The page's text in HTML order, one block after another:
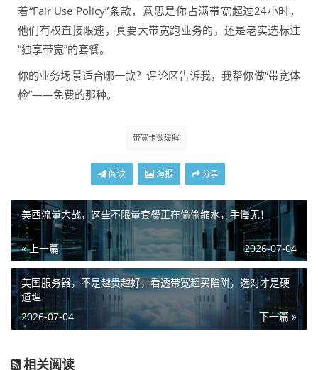
着“Fair Use Policy”条款，意思是你占满带宽超过24小时，
他们有权直接限速，真要大带宽跑业务的，还是老实选标注
“独享带宽”的套餐。
你的业务场景适合哪一款？评论区告诉我，我帮你做“带宽体
检”——免费的那种。
带宽卡顿缓解
阅读 海报 分享
美西流量大战，这些不限量套餐正在偷偷缩水，手慢无！
« 上一篇 2026-07-04
美国服务器，不是越贵越好，看透带宽超买陷阱，选对才是硬
道理
下一篇 »
2026-07-04
相关阅读